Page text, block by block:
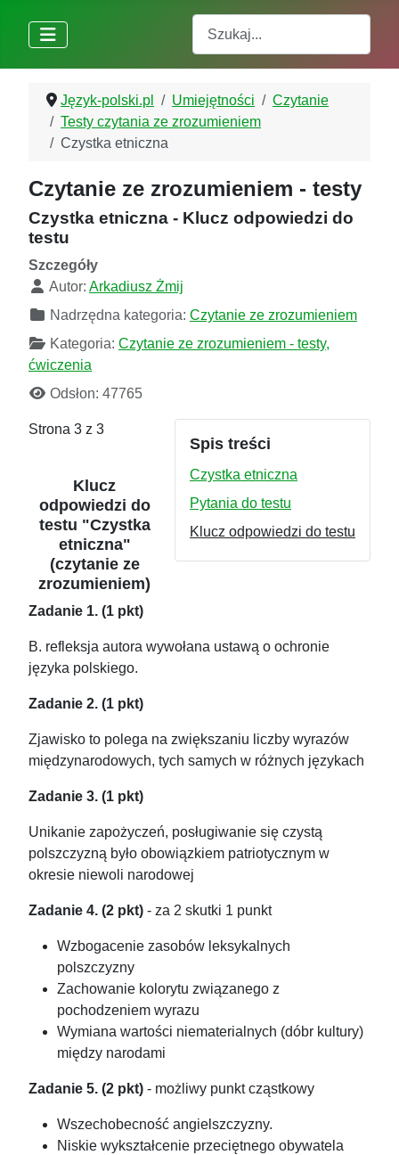
Język-polski.pl Umiejętności
Czytanie
Testy czytania ze zrozumieniem
Czystka etniczna
Czytanie ze zrozumieniem - testy
Czystka etniczna - Klucz odpowiedzi do
testu
Szczegóły
Autor: Arkadiusz Żmij
Nadrzędna kategoria: Czytanie ze zrozumieniem
Kategoria: Czytanie ze zrozumieniem - testy,
ćwiczenia
Odsłon: 47765
Spis treści
Czystka etniczna
Pytania do testu
Klucz odpowiedzi do testu
Strona 3 z 3
Klucz
odpowiedzi do
testu "Czystka
etniczna"
(czytanie ze
zrozumieniem)
Zadanie 1. (1 pkt)
B. refleksja autora wywołana ustawą o ochronie
języka polskiego.
Zadanie 2. (1 pkt)
Zjawisko to polega na zwiększaniu liczby wyrazów
międzynarodowych, tych samych w różnych językach
Zadanie 3. (1 pkt)
Unikanie zapożyczeń, posługiwanie się czystą
polszczyzną było obowiązkiem patriotycznym w
okresie niewoli narodowej
Zadanie 4. (2 pkt) - za 2 skutki 1 punkt
Wzbogacenie zasobów leksykalnych
polszczyzny
Zachowanie kolorytu związanego z
pochodzeniem wyrazu
Wymiana wartości niematerialnych (dóbr kultury)
między narodami
Zadanie 5. (2 pkt) - możliwy punkt cząstkowy
Wszechobecność angielszczyzny.
Niskie wykształcenie przeciętnego obywatela